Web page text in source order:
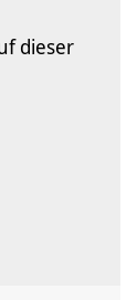
dieser